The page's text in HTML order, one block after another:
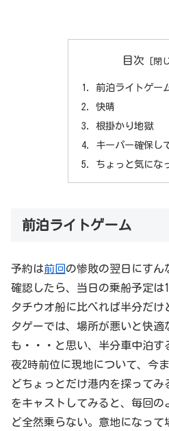
目次
前泊ライトゲー
快晴
根掛かり地獄
キーパー確保し
ちょっと気にな
前泊ライトゲーム
予約は前回の惨敗の翌日にすん
確認したら、当日の乗船予定は
タチウオ船に比べれば半分だけ
タゲーでは、場所が悪いと快適
も・・・と思い、半分車中泊す
夜2時前位に現地について、今
どちょっとだけ港内を探って
をキャストしてみると、毎回の
ど全然乗らない。意地になって